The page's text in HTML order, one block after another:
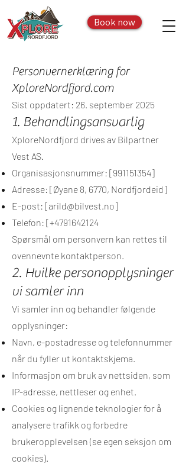
Book now
Personvernerklæring for
XploreNordfjord.com
Sist oppdatert: 26. september 2025
1. Behandlingsansvarlig
XploreNordfjord drives av Bilpartner
Vest AS.
Organisasjonsnummer: [991151354]
Adresse: [Øyane 8, 6770, Nordfjordeid]
E-post: [arild@bilvest.no]
Telefon: [+4791642124
Spørsmål om personvern kan rettes til
ovennevnte kontaktperson.
2. Hvilke personopplysninger
vi samler inn
Vi samler inn og behandler følgende
opplysninger:
Navn, e-postadresse og telefonnummer
når du fyller ut kontaktskjema.
Informasjon om bruk av nettsiden, som
IP-adresse, nettleser og enhet.
Cookies og lignende teknologier for å
analysere trafikk og forbedre
brukeropplevelsen (se egen seksjon om
cookies).